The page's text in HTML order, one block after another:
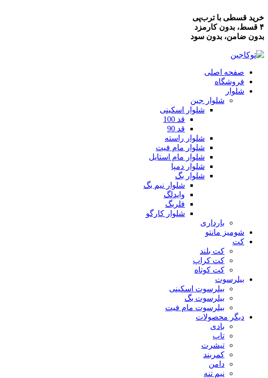
خرید قسطی با ترب‌پی
۴ قسط، بدون کارمزد
بدون ضامن، بدون سود
صفحه اصلی
فروشگاه
شلوار
شلوار جین
شلوار اسکینی
قد 100
قد 90
شلوار راسته
شلوار مام فیت
شلوار مام استایل
شلوار دمپا
شلوار بگ
شلوار نیم بگ
وایدلگ
فلربگ
شلوار کارگو
بارداری
شومیز مانتو
کت
کت بلند
کت کراپ
کت کوتاه
بیلرسوت
بیلرسوت اسکینی
بیلرسوت بگ
بیلرسوت مام فیت
دیگر محصولات
بادی
تاپ
تیشرت
کمربند
دامن
نیم تنه